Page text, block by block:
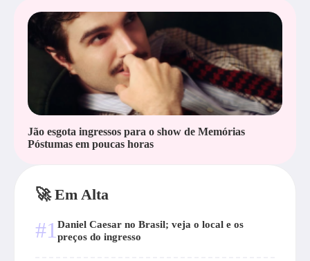
Jão esgota ingressos para o show de Memórias
Póstumas em poucas horas
🚀 Em Alta
#1 Daniel Caesar no Brasil; veja o local e os
preços do ingresso